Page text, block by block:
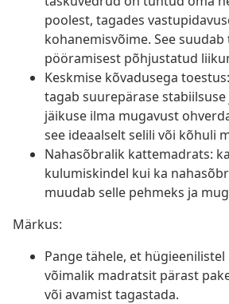
poolest, tagades
kohanemisvõime. See
pööramisest põhjustatud
Keskmise kõvadusega
tagab suurepärase
jäikuse ilma mugavust
see ideaalselt selili või kõhuli
Nahasõbralik kattemadrats:
kulumiskindel kui ka
muudab selle pehmeks ja
Märkus:
Pange tähele, et
võimalik madratsit pärast
või avamist tagastada.